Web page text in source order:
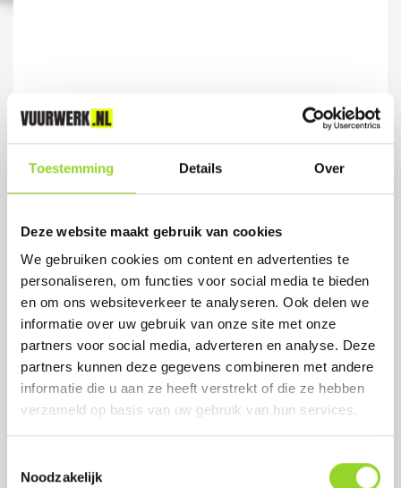
Toestemming Details Over
Deze website maakt gebruik van cookies
We gebruiken cookies om content en advertenties te
personaliseren, om functies voor social media te bieden
en om ons websiteverkeer te analyseren. Ook delen we
informatie over uw gebruik van onze site met onze
partners voor social media, adverteren en analyse. Deze
partners kunnen deze gegevens combineren met andere
informatie die u aan ze heeft verstrekt of die ze hebben
verzameld op basis van uw gebruik van hun services.
Noodzakelijk
AANSTEEKLONT 3 STUKS
3 aansteeklonten
€ 0,99